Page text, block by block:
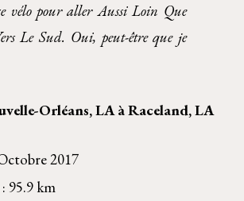
vélo pour aller Aussi Loin Que
Le Sud. Oui, peut-être que je
Orléans, LA à Raceland, LA
2017
95.9 km